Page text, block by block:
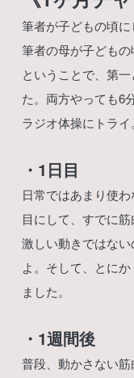
筆者が子どもの頃に
筆者の母が子どもの
ということで、第
た。両方やっても6
ラジオ体操にトライ。
・1日目
日常ではあまり使
目にして、すでに筋
激しい動きではな
よ。そして、とに
ました。
・1週間後
普段、動かさない